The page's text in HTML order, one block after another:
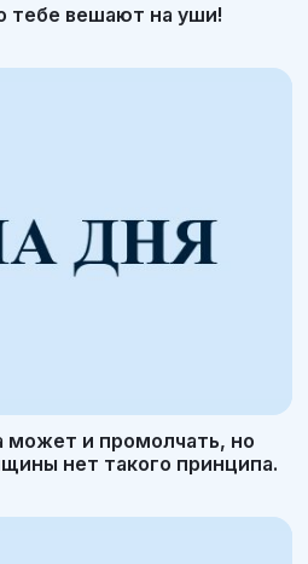
тебе вешают на уши!
и промолчать, но
нет такого принципа.